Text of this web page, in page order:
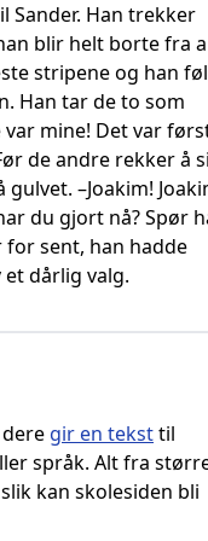
Sander. Han trekker
blir helt borte fra
stripene og han
Han tar de to som
var mine! Det var
de andre rekker å
–Joakim!
du gjort nå? Spør
for sent, han hadde
dårlig valg.
gir en teksttil
språk. Alt fra
kan skolesiden bli